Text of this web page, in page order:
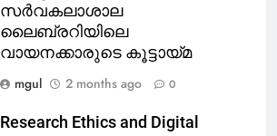
സർവകലാശാല
ലൈബ്രറിയിലെ
വായനക്കാരുടെ കൂട്ടായ്മ
mgul
2 months ago 0
Research Ethics and Digital